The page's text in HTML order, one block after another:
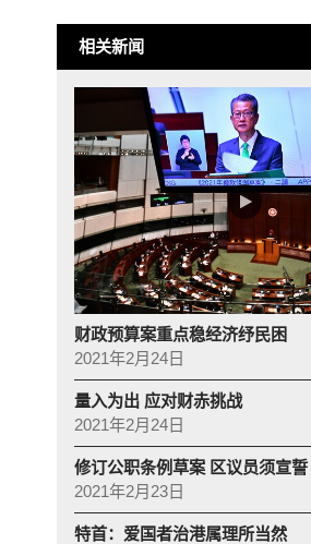
相关新闻
财政预算案重点稳经济纾民困
2021年2月24日
量入为出 应对财赤挑战
2021年2月24日
修订公职条例草案 区议员须宣誓
2021年2月23日
特首：爱国者治港属理所当然